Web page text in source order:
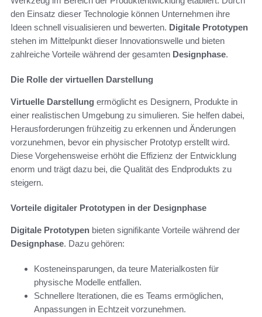
den Einsatz dieser Technologie können Unternehmen ihre
Ideen schnell visualisieren und bewerten. Digitale Prototypen
stehen im Mittelpunkt dieser Innovationswelle und bieten
zahlreiche Vorteile während der gesamten Designphase.
Die Rolle der virtuellen Darstellung
Virtuelle Darstellung ermöglicht es Designern, Produkte in
einer realistischen Umgebung zu simulieren. Sie helfen dabei,
Herausforderungen frühzeitig zu erkennen und Änderungen
vorzunehmen, bevor ein physischer Prototyp erstellt wird.
Diese Vorgehensweise erhöht die Effizienz der Entwicklung
enorm und trägt dazu bei, die Qualität des Endprodukts zu
steigern.
Vorteile digitaler Prototypen in der Designphase
Digitale Prototypen bieten signifikante Vorteile während der
Designphase. Dazu gehören:
Kosteneinsparungen, da teure Materialkosten für
physische Modelle entfallen.
Schnellere Iterationen, die es Teams ermöglichen,
Anpassungen in Echtzeit vorzunehmen.